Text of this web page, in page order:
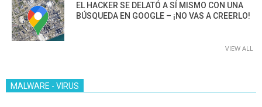
EL HACKER SE DELATÓ A SÍ MISMO CON UNA
BÚSQUEDA EN GOOGLE – ¡NO VAS A CREERLO!
VIEW ALL
MALWARE - VIRUS